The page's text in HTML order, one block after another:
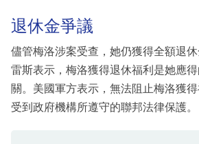
退休金爭議
儘管梅洛涉案受查，她仍獲得全額退
雷斯表示，梅洛獲得退休福利是她應
關。美國軍方表示，無法阻止梅洛獲
受到政府機構所遵守的聯邦法律保護。